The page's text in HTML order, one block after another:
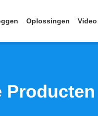
Oplossingen Video
Producten